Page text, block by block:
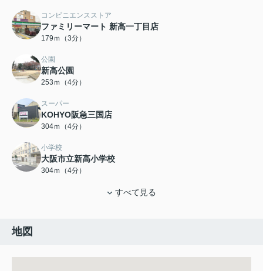
コンビニエンスストア
ファミリーマート 新高一丁目店
179ｍ（3分）
公園
新高公園
253ｍ（4分）
スーパー
KOHYO阪急三国店
304ｍ（4分）
小学校
大阪市立新高小学校
304ｍ（4分）
すべて見る
地図